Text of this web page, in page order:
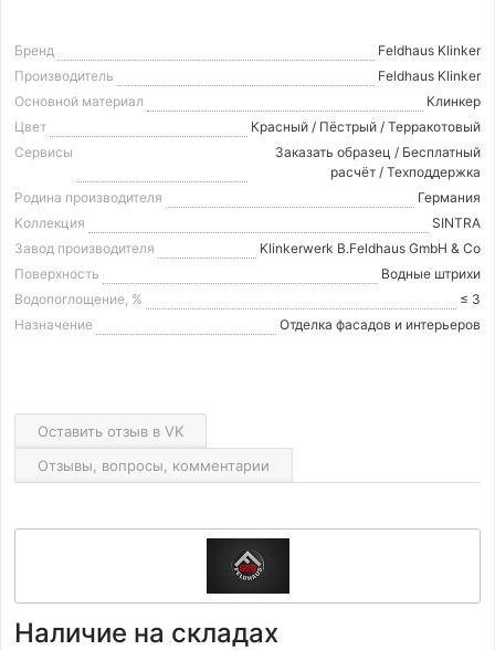
Бренд
Feldhaus Klinker
Производитель
Feldhaus Klinker
Основной материал
Клинкер
Цвет
Красный / Пёстрый / Терракотовый
Сервисы
Заказать образец / Бесплатный
расчёт / Техподдержка
Родина производителя
Германия
Коллекция
SINTRA
Завод производителя
Klinkerwerk B.Feldhaus GmbH & Co
Поверхность
Водные штрихи
Водопоглощение, %
≤ 3
Назначение
Отделка фасадов и интерьеров
Оставить отзыв в VK
Отзывы, вопросы, комментарии
Наличие на складах